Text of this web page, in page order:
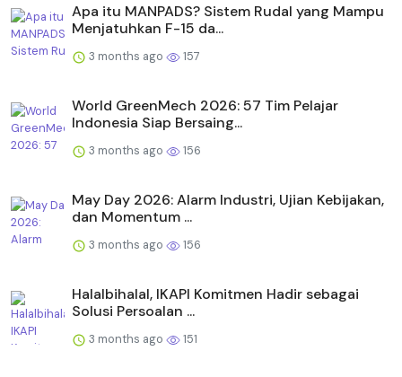
Apa itu MANPADS? Sistem Rudal yang Mampu
Menjatuhkan F-15 da...
3 months ago 157
World GreenMech 2026: 57 Tim Pelajar
Indonesia Siap Bersaing...
3 months ago 156
May Day 2026: Alarm Industri, Ujian Kebijakan,
dan Momentum ...
3 months ago 156
Halalbihalal, IKAPI Komitmen Hadir sebagai
Solusi Persoalan ...
3 months ago 151